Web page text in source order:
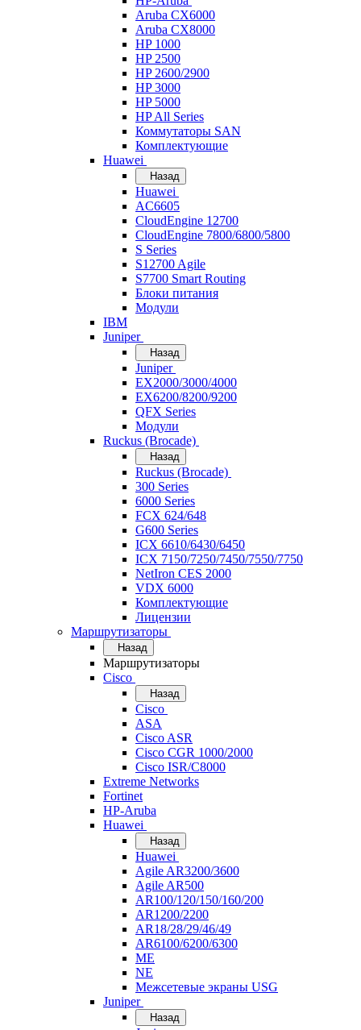
Aruba CX6000
Aruba CX8000
HP 1000
HP 2500
HP 2600/2900
HP 3000
HP 5000
HP All Series
Коммутаторы SAN
Комплектующие
Huawei
Назад
Huawei
AC6605
CloudEngine 12700
CloudEngine 7800/6800/5800
S Series
S12700 Agile
S7700 Smart Routing
Блоки питания
Модули
IBM
Juniper
Назад
Juniper
EX2000/3000/4000
EX6200/8200/9200
QFX Series
Модули
Ruckus (Brocade)
Назад
Ruckus (Brocade)
300 Series
6000 Series
FCX 624/648
G600 Series
ICX 6610/6430/6450
ICX 7150/7250/7450/7550/7750
NetIron CES 2000
VDX 6000
Комплектующие
Лицензии
Маршрутизаторы
Назад
Маршрутизаторы
Cisco
Назад
Cisco
ASA
Cisco ASR
Cisco CGR 1000/2000
Cisco ISR/С8000
Extreme Networks
Fortinet
HP-Aruba
Huawei
Назад
Huawei
Agile AR3200/3600
Agile AR500
AR100/120/150/160/200
AR1200/2200
AR18/28/29/46/49
AR6100/6200/6300
ME
NE
Межсетевые экраны USG
Juniper
Назад